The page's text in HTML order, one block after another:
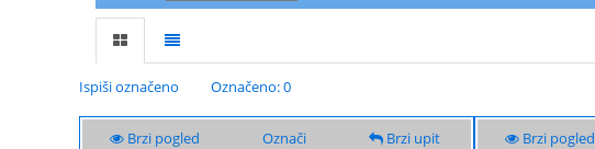
Ispiši označeno Označeno: 0
Brzi pogled Označi Brzi upit Brzi pogled